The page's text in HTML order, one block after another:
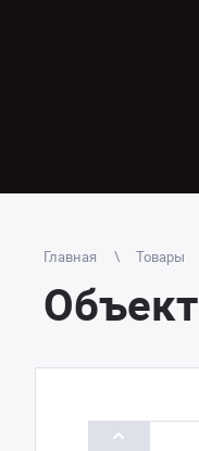
Главная Товары